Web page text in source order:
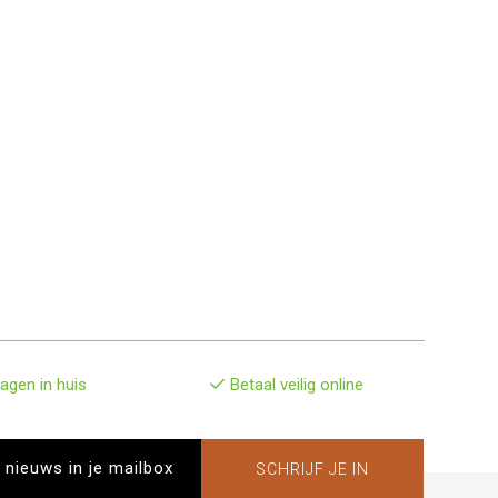
in huis Betaal veilig online
SCHRIJF JE IN